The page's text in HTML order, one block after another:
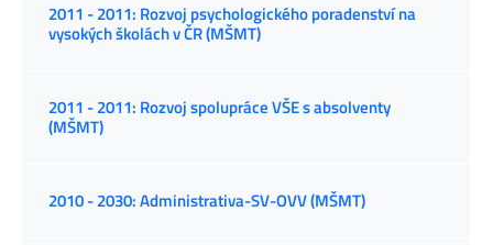
2011 - 2011: Rozvoj psychologického poradenství na
vysokých školách v ČR (MŠMT)
2011 - 2011: Rozvoj spolupráce VŠE s absolventy
(MŠMT)
2010 - 2030: Administrativa-SV-OVV (MŠMT)